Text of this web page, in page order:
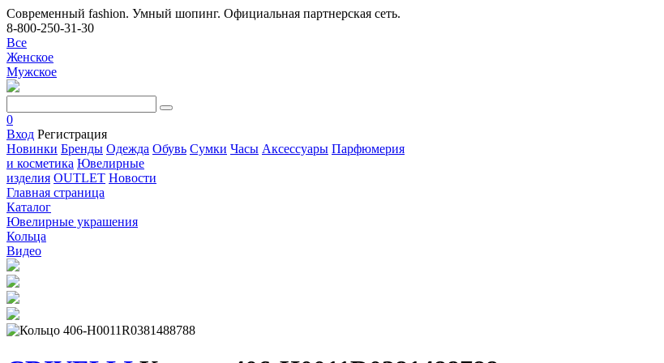
Современный fashion. Умный шопинг. Официальная партнерская сеть.
8-800-250-31-30
Все
Женское
Мужское
0
Вход Регистрация
Новинки Бренды Одежда Обувь Сумки Часы Аксессуары Парфюмерия
и косметика Ювелирные
изделия OUTLET Новости
Главная страница
Каталог
Ювелирные украшения
Кольца
Видео